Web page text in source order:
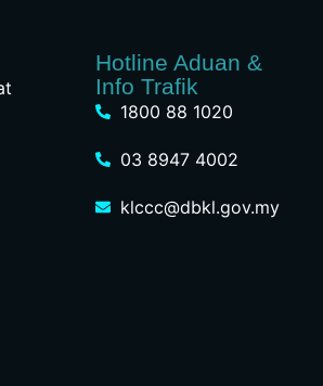
Hotline Aduan &
Info Trafik
1800 88 1020
03 8947 4002
klccc@dbkl.gov.my